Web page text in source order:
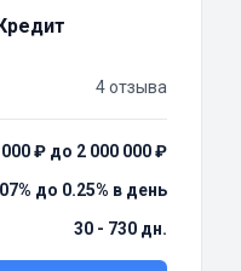
4 отзыва
₽ до 2 000 000 ₽
до 0.25% в день
30 - 730 дн.